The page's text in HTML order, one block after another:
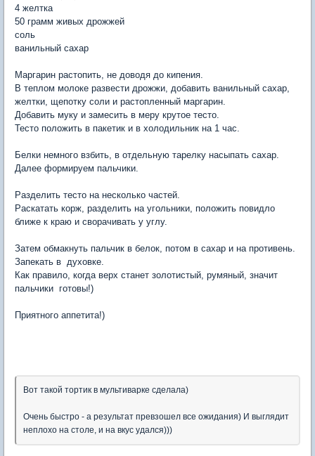
4 желтка
50 грамм живых дрожжей
соль
ванильный сахар
Маргарин растопить, не доводя до кипения.
В теплом молоке развести дрожжи, добавить ванильный сахар,
желтки, щепотку соли и растопленный маргарин.
Добавить муку и замесить в меру крутое тесто.
Тесто положить в пакетик и в холодильник на 1 час.
Белки немного взбить, в отдельную тарелку насыпать сахар.
Далее формируем пальчики.
Разделить тесто на несколько частей.
Раскатать корж, разделить на угольники, положить повидло
ближе к краю и сворачивать у углу.
Затем обмакнуть пальчик в белок, потом в сахар и на противень.
Запекать в духовке.
Как правило, когда верх станет золотистый, румяный, значит
пальчики готовы!)
Приятного аппетита!)
Вот такой тортик в мультиварке сделала)
Очень быстро - а результат превзошел все ожидания) И выглядит
неплохо на столе, и на вкус удался)))